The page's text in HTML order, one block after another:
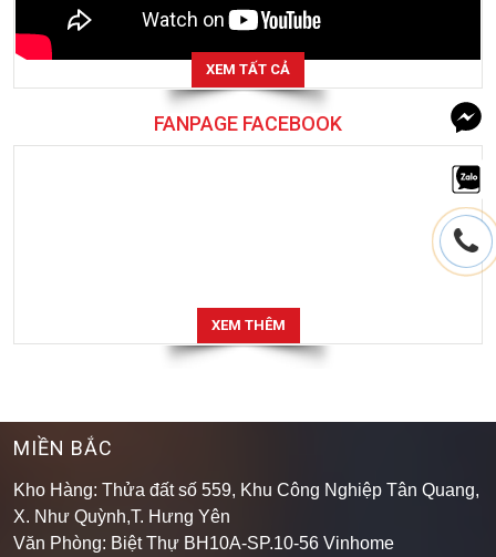
FANPAGE FACEBOOK
MIỀN BẮC
Kho Hàng: Thửa đất số 559, Khu Công Nghiệp Tân Quang,
X. Như Quỳnh,T. Hưng Yên
Văn Phòng: Biệt Thự BH10A-SP.10-56 Vinhome
Oceanpark 1, X. Gia Lâm, Tp. Hà Nội